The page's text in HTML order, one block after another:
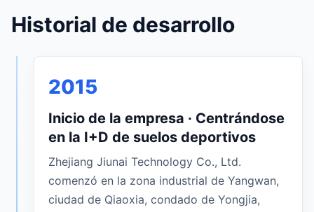
Historial de desarrollo
2015
Inicio de la empresa · Centrándose
en la I+D de suelos deportivos
Zhejiang Jiunai Technology Co., Ltd.
comenzó en la zona industrial de Yangwan,
ciudad de Qiaoxia, condado de Yongjia,